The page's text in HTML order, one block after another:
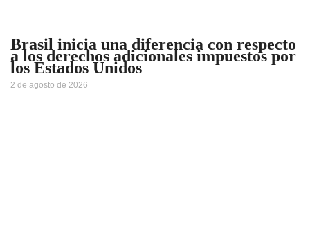
Brasil inicia una diferencia con respecto
a los derechos adicionales impuestos por
los Estados Unidos
2 de agosto de 2026